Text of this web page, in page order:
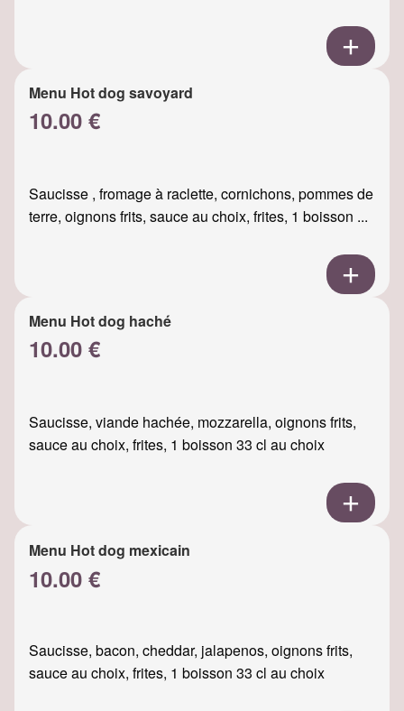
Menu Hot dog savoyard
10.00 €
Saucisse , fromage à raclette, cornichons, pommes de
terre, oignons frits, sauce au choix, frites, 1 boisson ...
Menu Hot dog haché
10.00 €
Saucisse, viande hachée, mozzarella, oignons frits,
sauce au choix, frites, 1 boisson 33 cl au choix
Menu Hot dog mexicain
10.00 €
Saucisse, bacon, cheddar, jalapenos, oignons frits,
sauce au choix, frites, 1 boisson 33 cl au choix